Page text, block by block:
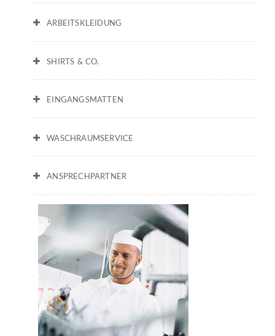
ARBEITSKLEIDUNG
SHIRTS & CO.
EINGANGSMATTEN
WASCHRAUMSERVICE
ANSPRECHPARTNER
T. 040 500 239 26
verkauf@alstertex.de